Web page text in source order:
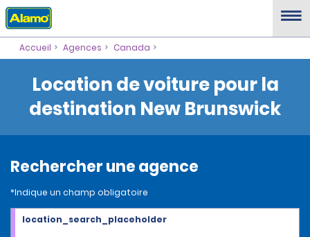
Accueil Agences Canada
Location de voiture pour la
destination New Brunswick
Rechercher une agence
*Indique un champ obligatoire
location_search_placeholder